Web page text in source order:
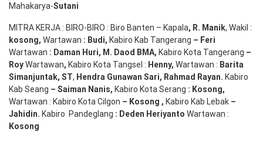
Mahakarya-Sutani
MITRA KERJA : BIRO-BIRO : Biro Banten – Kapala, R. Manik, Wakil :
kosong, Wartawan : Budi, Kabiro Kab Tangerang – Feri
Wartawan : Daman Huri, M. Daod BMA, Kabiro Kota Tangerang –
RoyWartawan, Kabiro Kota Tangsel : Henny, Wartawan : Barita
Simanjuntak, ST, Hendra Gunawan Sari, Rahmad Rayan. Kabiro
Kab Seang – Saiman Nanis, Kabiro Kota Serang : Kosong,
Wartawan : Kabiro Kota Cilgon – Kosong , Kabiro Kab Lebak –
Jahidin. Kabiro Pandeglang : Deden Heriyanto Wartawan :
Kosong